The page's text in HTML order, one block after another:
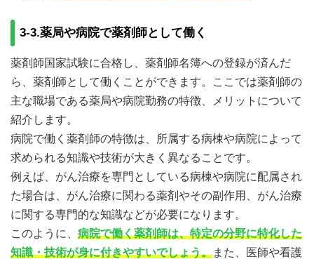
3-3.薬局や病院で薬剤師として働く
薬剤師国家試験に合格し、薬剤師名簿への登録が済んだ
ら、薬剤師として働くことができます。ここでは薬剤師の
主な職場である薬局や病院勤務の特徴、メリットについて
紹介します。
病院で働く薬剤師の特徴は、所属する病棟や病院によって
求められる知識や技術が大きく異なることです。
例えば、がん治療を専門としている病棟や病院に配属され
た場合は、がん治療に関わる薬剤やその副作用、がん治療
に関する専門的な知識などが必要になります。
このように、 病院で働く薬剤師は、特定の分野に特化した
知識・技術が身に付きやすいでしょう。また、医師や看護